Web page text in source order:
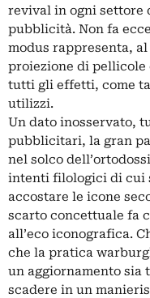
revival in ogni settore
pubblicità. Non fa
modus rappresenta,
proiezione di pellicole
tutti gli effetti, come
utilizzi.
Un dato inosservato,
pubblicitari, la gran
nel solco
intenti filologici di cui
accostare le icone
scarto concettuale fa
all’eco iconografica.
che la pratica
un aggiornamento sia
scadere in un